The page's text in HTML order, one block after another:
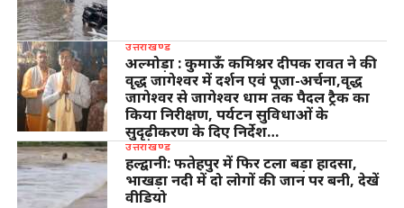
उत्तराखण्ड
अल्मोड़ा : कुमाऊँ कमिश्नर दीपक रावत ने की
वृद्ध जागेश्वर में दर्शन एवं पूजा-अर्चना,वृद्ध
जागेश्वर से जागेश्वर धाम तक पैदल ट्रैक का
किया निरीक्षण, पर्यटन सुविधाओं के
सुदृढ़ीकरण के दिए निर्देश…
उत्तराखण्ड
हल्द्वानी: फतेहपुर में फिर टला बड़ा हादसा,
भाखड़ा नदी में दो लोगों की जान पर बनी, देखें
वीडियो